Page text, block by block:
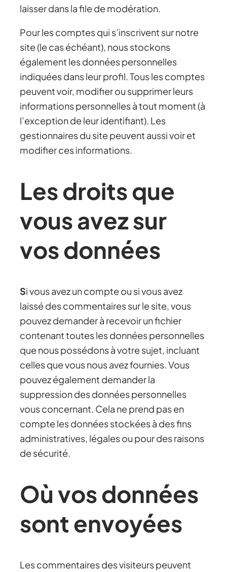
laisser dans la file de modération.
Pour les comptes qui s’inscrivent sur notre
site (le cas échéant), nous stockons
également les données personnelles
indiquées dans leur profil. Tous les comptes
peuvent voir, modifier ou supprimer leurs
informations personnelles à tout moment (à
l’exception de leur identifiant). Les
gestionnaires du site peuvent aussi voir et
modifier ces informations.
Les droits que
vous avez sur
vos données
Si vous avez un compte ou si vous avez
laissé des commentaires sur le site, vous
pouvez demander à recevoir un fichier
contenant toutes les données personnelles
que nous possédons à votre sujet, incluant
celles que vous nous avez fournies. Vous
pouvez également demander la
suppression des données personnelles
vous concernant. Cela ne prend pas en
compte les données stockées à des fins
administratives, légales ou pour des raisons
de sécurité.
Où vos données
sont envoyées
Les commentaires des visiteurs peuvent